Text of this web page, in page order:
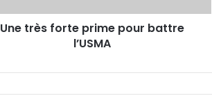
Une très forte prime pour battre
l’USMA